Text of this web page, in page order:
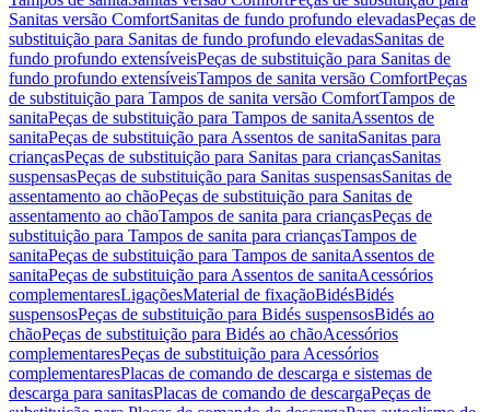
Sanitas versão ComfortSanitas de fundo profundo elevadasPeças de
substituição para Sanitas de fundo profundo elevadasSanitas de
fundo profundo extensíveisPeças de substituição para Sanitas de
fundo profundo extensíveisTampos de sanita versão ComfortPeças
de substituição para Tampos de sanita versão ComfortTampos de
sanitaPeças de substituição para Tampos de sanitaAssentos de
sanitaPeças de substituição para Assentos de sanitaSanitas para
criançasPeças de substituição para Sanitas para criançasSanitas
suspensasPeças de substituição para Sanitas suspensasSanitas de
assentamento ao chãoPeças de substituição para Sanitas de
assentamento ao chãoTampos de sanita para criançasPeças de
substituição para Tampos de sanita para criançasTampos de
sanitaPeças de substituição para Tampos de sanitaAssentos de
sanitaPeças de substituição para Assentos de sanitaAcessórios
complementaresLigaçõesMaterial de fixaçãoBidésBidés
suspensosPeças de substituição para Bidés suspensosBidés ao
chãoPeças de substituição para Bidés ao chãoAcessórios
complementaresPeças de substituição para Acessórios
complementaresPlacas de comando de descarga e sistemas de
descarga para sanitasPlacas de comando de descargaPeças de